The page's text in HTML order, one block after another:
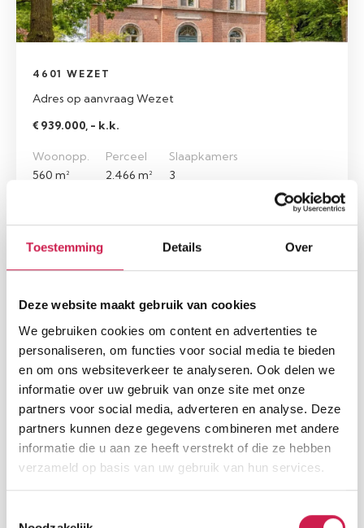
Toestemming Details Over
Deze website maakt gebruik van cookies
We gebruiken cookies om content en advertenties te
personaliseren, om functies voor social media te bieden
en om ons websiteverkeer te analyseren. Ook delen we
informatie over uw gebruik van onze site met onze
partners voor social media, adverteren en analyse. Deze
partners kunnen deze gegevens combineren met andere
informatie die u aan ze heeft verstrekt of die ze hebben
verzameld op basis van uw gebruik van hun services.
4601 WEZET
Adres op aanvraag Wezet
€ 939.000, - k.k.
Woonopp.
560 m²
Perceel
2.466 m²
Slaapkamers
3
3680 MAASEIK
Diestersteenweg 377
€ 849.000, - k.k.